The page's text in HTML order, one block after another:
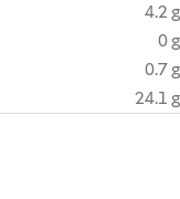
4.2 g
0 g
0.7 g
24.1 g